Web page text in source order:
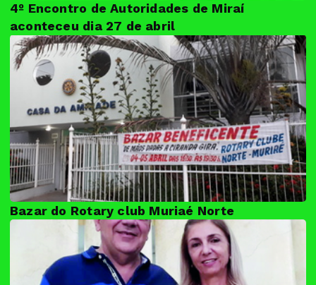
4º Encontro de Autoridades de Miraí
aconteceu dia 27 de abril
Bazar do Rotary club Muriaé Norte